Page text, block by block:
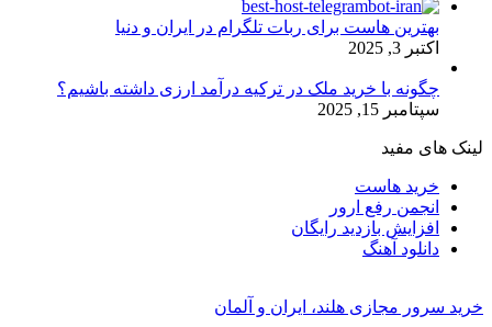
بهترین هاست برای ربات تلگرام در ایران و دنیا
اکتبر 3, 2025
چگونه با خرید ملک در ترکیه درآمد ارزی داشته باشیم؟
سپتامبر 15, 2025
لینک های مفید
خرید هاست
انجمن رفع ارور
افزایش بازدید رایگان
دانلود آهنگ
خرید سرور مجازی هلند، ایران و آلمان